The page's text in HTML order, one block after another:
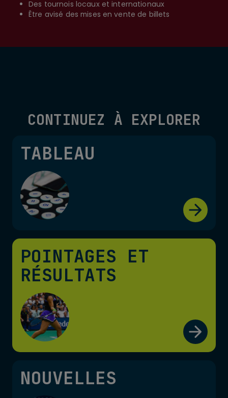
Des tournois locaux et internationaux
Être avisé des mises en vente de billets
CONTINUEZ À EXPLORER
TABLEAU
POINTAGES ET
RÉSULTATS
NOUVELLES